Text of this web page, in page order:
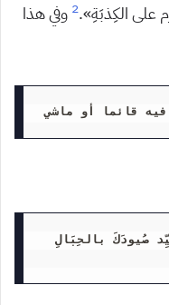
على الكِذبَةِ».2 وفي هذا
قائما أو ماشي